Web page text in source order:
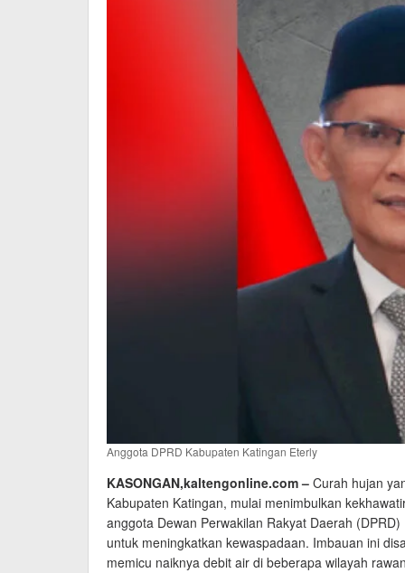
Anggota DPRD Kabupaten Katingan Eterly
KASONGAN,kaltengonline.com – Curah hujan
Kabupaten Katingan, mulai menimbulkan
anggota Dewan Perwakilan Rakyat Daerah
untuk meningkatkan kewaspadaan. Imbauan ini
memicu naiknya debit air di beberapa wilayah